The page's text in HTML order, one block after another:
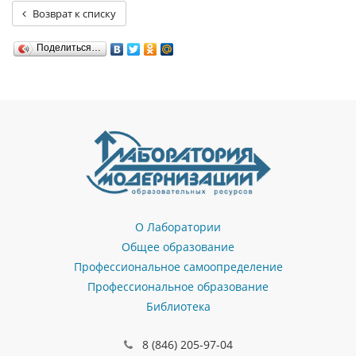
Возврат к списку
Поделиться…
О Лаборатории
Общее образование
Профессиональное самоопределение
Профессиональное образование
Библиотека
8 (846) 205-97-04